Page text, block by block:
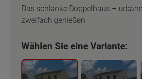
Das schlanke Doppelhaus –
zweifach genießen
Wählen Sie eine Variante: